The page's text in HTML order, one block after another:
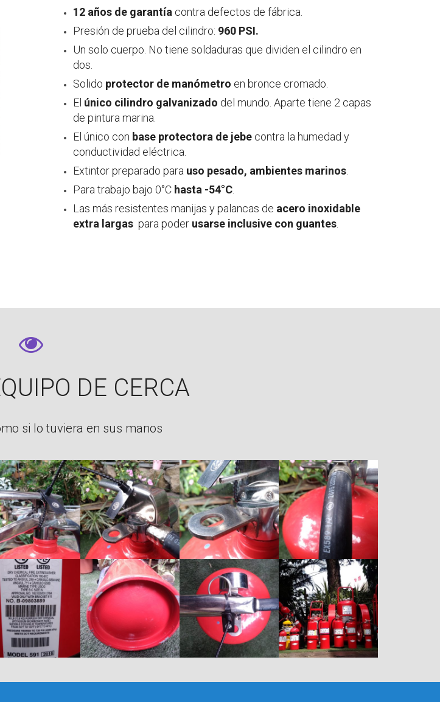
12 años de garantía contra defectos de fábrica.
Presión de prueba del cilindro: 960 PSI.
Un solo cuerpo. No tiene soldaduras que dividen el cilindro en
dos.
Solido protector de manómetro en bronce cromado.
El único cilindro galvanizado del mundo. Aparte tiene 2 capas
de pintura marina.
El único con base protectora de jebe contra la humedad y
conductividad eléctrica.
Extintor preparado para uso pesado, ambientes marinos
Para trabajo bajo 0°C hasta -54°C
Las más resistentes manijas y palancas de acero inoxidable
extra largaspara poder usarse inclusive con guantes
DE CERCA
si lo tuviera en sus manos